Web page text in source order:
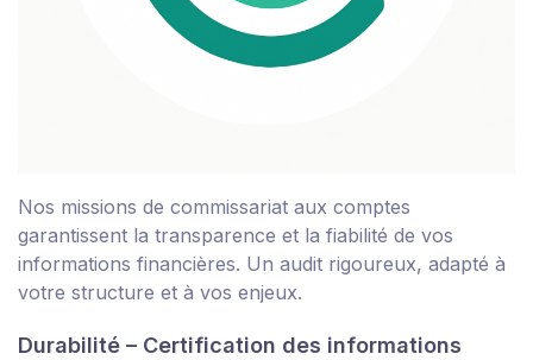
Nos missions de commissariat aux comptes
garantissent la transparence et la fiabilité de vos
informations financières. Un audit rigoureux, adapté à
votre structure et à vos enjeux.
Durabilité – Certification des informations